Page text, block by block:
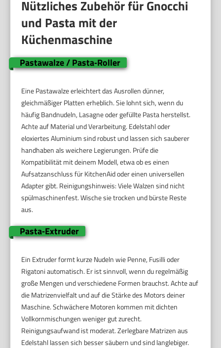
Nützliches Zubehör für Gnocchi
und Pasta mit der
Küchenmaschine
Pastawalze / Pasta‑Roller
Eine Pastawalze erleichtert das Ausrollen dünner,
gleichmäßiger Platten erheblich. Sie lohnt sich, wenn du
häufig Bandnudeln, Lasagne oder gefüllte Pasta herstellst.
Achte auf Material und Verarbeitung. Edelstahl oder
eloxiertes Aluminium sind robust und lassen sich sauberer
handhaben als weichere Legierungen. Prüfe die
Kompatibilität mit deinem Modell, etwa ob es einen
Aufsatzanschluss für KitchenAid oder einen universellen
Adapter gibt. Reinigungshinweis: Viele Walzen sind nicht
spülmaschinenfest. Wische sie trocken und bürste Reste
aus.
Pasta‑Extruder
Ein Extruder formt kurze Nudeln wie Penne, Fusilli oder
Rigatoni automatisch. Er ist sinnvoll, wenn du regelmäßig
große Mengen und verschiedene Formen brauchst. Achte auf
die Matrizenvielfalt und auf die Stärke des Motors deiner
Maschine. Schwächere Motoren kommen mit dichten
Vollkornmischungen weniger gut zurecht.
Reinigungsaufwand ist moderat. Zerlegbare Matrizen aus
Edelstahl lassen sich besser säubern und sind langlebiger.